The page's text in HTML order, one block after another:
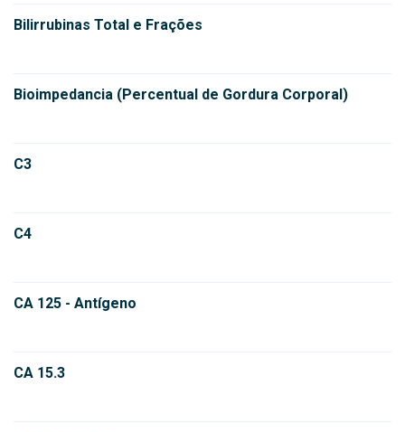
Bilirrubinas Total e Frações
Bioimpedancia (Percentual de Gordura Corporal)
C3
C4
CA 125 - Antígeno
CA 15.3